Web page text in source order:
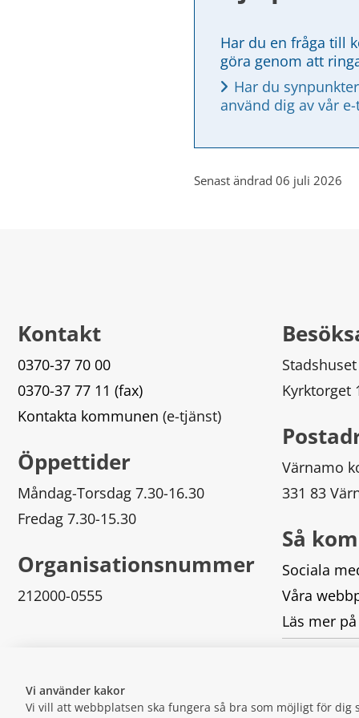
Vi använder kakor
Vi vill att webbplatsen ska fungera så bra som möjligt för
Har du en fråga till
göra genom att
Har du
använd dig av vår
Senast ändrad 06 juli 2026
Kontakt
0370-37 70 00
0370-37 77 11 (fax)
Kontakta kommunen (e-tjänst)
Öppettider
Måndag-Torsdag 7.30-16.30
Fredag 7.30-15.30
Organisationsnummer
212000-0555
Stadshuset
Kyrktorget
Värnamo
331 83
Så
Sociala
Våra
Läs mer